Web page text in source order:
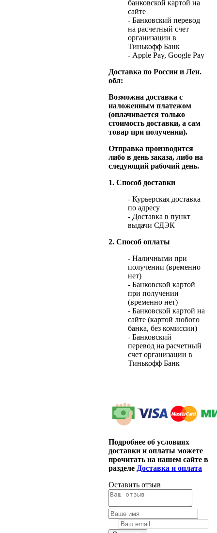
банковской картой на
сайте
- Банковский перевод
на расчетный счет
организации в
Тинькофф Банк
- Apple Pay, Google Pay
Доставка по России и Лен.
обл:
Возможна доставка с
наложенным платежом
(оплачивается только
стоимость доставки, а сам
товар при получении).
Отправка производится
либо в день заказа, либо на
следующий рабочий день.
1. Способ доставки
- Курьерская доставка
по адресу
- Доставка в пункт
выдачи СДЭК
2. Способ оплаты
- Наличными при
получении (временно
нет)
- Банковской картой
при получении
(временно нет)
- Банковской картой на
сайте (картой любого
банка, без комиссии)
- Банковский
перевод на расчетный
счет организации в
Тинькофф Банк
Подробнее об условиях
доставки и оплаты можете
прочитать на нашем сайте в
разделе Доставка и оплата
Оставить отзыв